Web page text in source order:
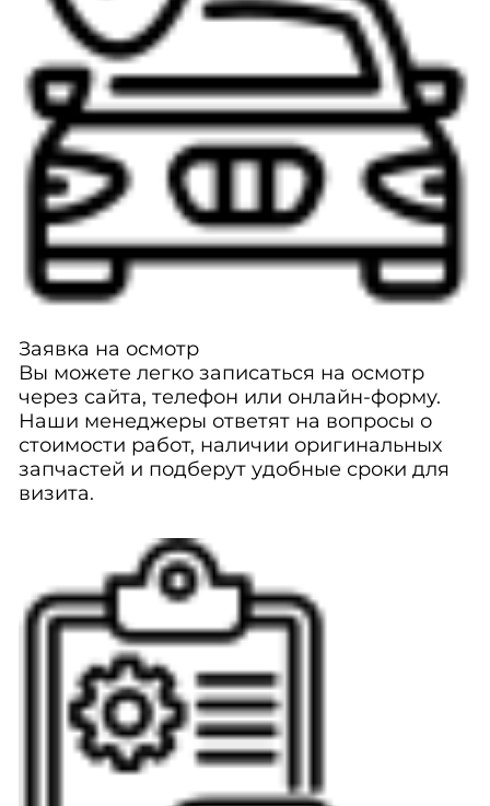
Заявка на осмотр
Вы можете легко записаться на осмотр
через сайта, телефон или онлайн-форму.
Наши менеджеры ответят на вопросы о
стоимости работ, наличии оригинальных
запчастей и подберут удобные сроки для
визита.